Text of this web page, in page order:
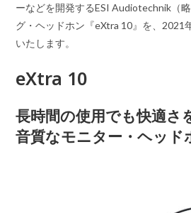
ーなどを開発するESI Audiotechnik（
グ・ヘッドホン『eXtra 10』を、2021
いたします。
eXtra 10
長時間の使用でも快適さ
音質なモニター・ヘッド